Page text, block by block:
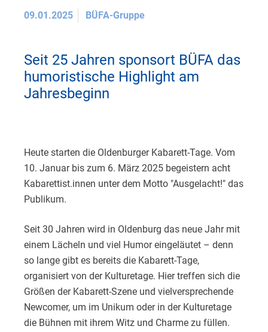
09.01.2025 BÜFA-Gruppe
Seit 25 Jahren sponsort BÜFA das
humoristische Highlight am
Jahresbeginn
Heute starten die Oldenburger Kabarett-Tage. Vom
10. Januar bis zum 6. März 2025 begeistern acht
Kabarettist.innen unter dem Motto "Ausgelacht!" das
Publikum.
Seit 30 Jahren wird in Oldenburg das neue Jahr mit
einem Lächeln und viel Humor eingeläutet – denn
so lange gibt es bereits die Kabarett-Tage,
organisiert von der Kulturetage. Hier treffen sich die
Größen der Kabarett-Szene und vielversprechende
Newcomer, um im Unikum oder in der Kulturetage
die Bühnen mit ihrem Witz und Charme zu füllen.